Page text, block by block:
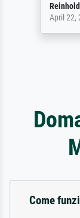
April 22,
Come